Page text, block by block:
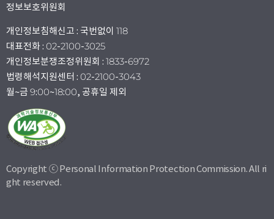
정보보호위원회
개인정보침해신고 : 국번없이 118
대표전화 : 02-2100-3025
개인정보분쟁조정위원회 : 1833-6972
법령해석지원센터 : 02-2100-3043
월~금 9:00~18:00, 공휴일 제외
Copyright ⓒ Personal Information Protection Commission. All ri
ght reserved.